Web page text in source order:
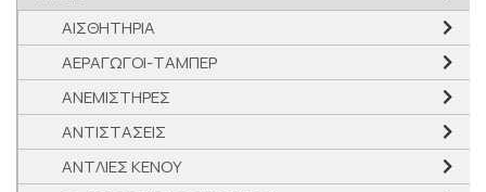
ΑΙΣΘΗΤΗΡΙΑ
ΑΕΡΑΓΩΓΟΙ-ΤΑΜΠΕΡ
ΑΝΕΜΙΣΤΗΡΕΣ
ΑΝΤΙΣΤΑΣΕΙΣ
ΑΝΤΛΙΕΣ ΚΕΝΟΥ